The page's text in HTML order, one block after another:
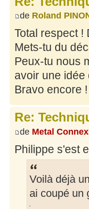
de Roland
Total respect !
Mets-tu du
Peux-tu nous
avoir une idée
Bravo encore !
Re:
de Metal
Philippe s'est
Voilà déjà
ai coupé un